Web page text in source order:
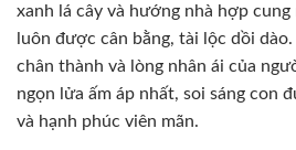
xanh lá cây và hướng nhà hợp cung
luôn được cân bằng, tài lộc dồi
chân thành và lòng nhân ái của
ngọn lửa ấm áp nhất, soi sáng con
và hạnh phúc viên mãn.